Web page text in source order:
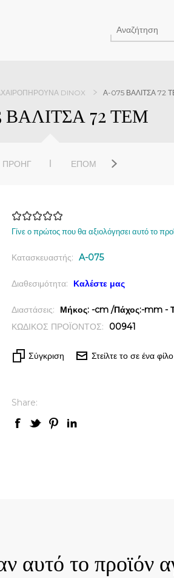
DINOX Α-075 ΒΑΛΙΤΣΑ 72
ΒΑΛΙΤΣΑ 72 ΤΕΜ
ΠΡΟΗΓ ΕΠΌΜ
Γίνε ο πρώτος που θα αξιολόγησει αυτό το
Κατασκευαστής: A-075
Διαθεσιμότητα: Καλέστε μας
Διαστάσεις:
Μήκος: -cm /Πάχος:-mm -
ΚΩΔΙΚΟΣ ΠΡΟΪΟΝΤΟΣ:
00941
Σύγκριση Στείλτε το σε ένα φίλο
Share:
αυτό το προϊόν